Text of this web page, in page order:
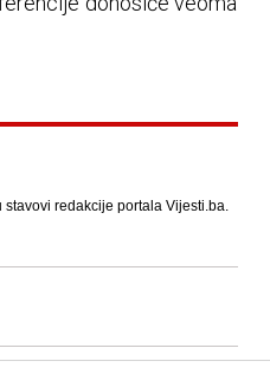
redakcije portala Vijesti.ba.